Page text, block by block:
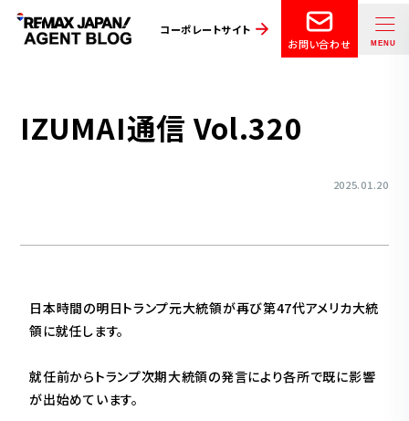
コーポレートサイト
お問い合わせ
IZUMAI通信 Vol.320
2025.01.20
日本時間の明日トランプ元大統領が再び第47代アメリカ大統
領に就任します。
就任前からトランプ次期大統領の発言により各所で既に影響
が出始めています。